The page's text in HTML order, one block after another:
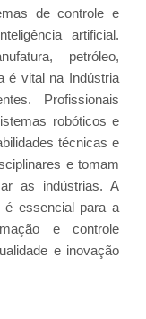
de controle e
artificial.
petróleo,
é vital na Indústria
Profissionais
robóticos e
técnicas e
e tomam
as indústrias. A
é essencial para a
e controle
e inovação